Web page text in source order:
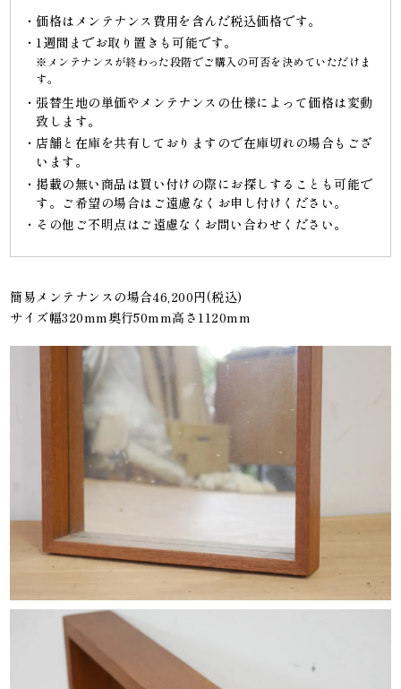
価格はメンテナンス費用を含んだ税込価格です。
1週間までお取り置きも可能です。
※メンテナンスが終わった段階でご購入の可否を決めていただけま
す。
張替生地の単価やメンテナンスの仕様によって価格は変動
致します。
店舗と在庫を共有しておりますので在庫切れの場合もござ
います。
掲載の無い商品は買い付けの際にお探しすることも可能で
す。ご希望の場合はご遠慮なくお申し付けください。
その他ご不明点はご遠慮なくお問い合わせください。
簡易メンテナンスの場合46,200円(税込)
サイズ幅320mm奥行50mm高さ1120mm